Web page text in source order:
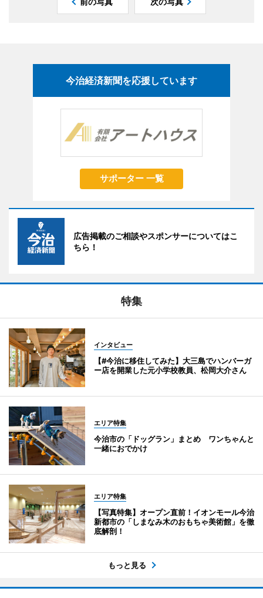
今治経済新聞を応援しています
サポーター 一覧
広告掲載のご相談やスポンサーについてはこ
ちら！
特集
インタビュー
【#今治に移住してみた】大三島でハンバーガ
ー店を開業した元小学校教員、松岡大介さん
エリア特集
今治市の「ドッグラン」まとめ ワンちゃんと
一緒におでかけ
エリア特集
【写真特集】オープン直前！イオンモール今治
新都市の「しまなみ木のおもちゃ美術館」を徹
底解剖！
もっと見る